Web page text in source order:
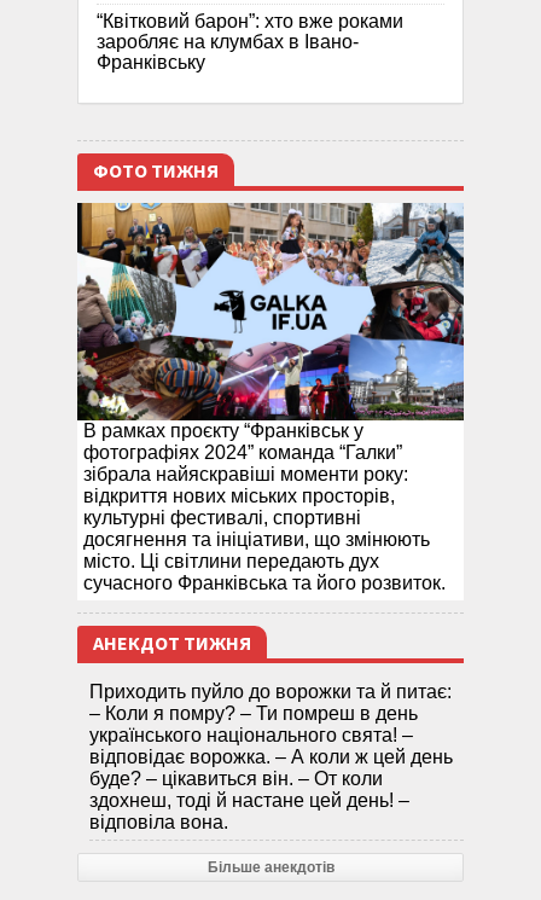
“Квітковий барон”: хто вже роками
заробляє на клумбах в Івано-
Франківську
ФОТО ТИЖНЯ
В рамках проєкту “Франківськ у
фотографіях 2024” команда “Галки”
зібрала найяскравіші моменти року:
відкриття нових міських просторів,
культурні фестивалі, спортивні
досягнення та ініціативи, що змінюють
місто. Ці світлини передають дух
сучасного Франківська та його розвиток.
АНЕКДОТ ТИЖНЯ
Приходить пуйло до ворожки та й питає:
– Коли я помру? – Ти помреш в день
українського національного свята! –
відповідає ворожка. – А коли ж цей день
буде? – цікавиться він. – От коли
здохнеш, тоді й настане цей день! –
відповіла вона.
Більше анекдотів